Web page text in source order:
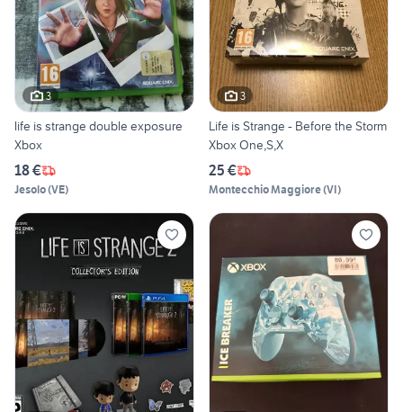
3
life is strange double exposure
Xbox
18 €
Jesolo(VE)
3
Life is Strange - Before the Storm
Xbox One,S,X
25 €
Montecchio Maggiore(VI)